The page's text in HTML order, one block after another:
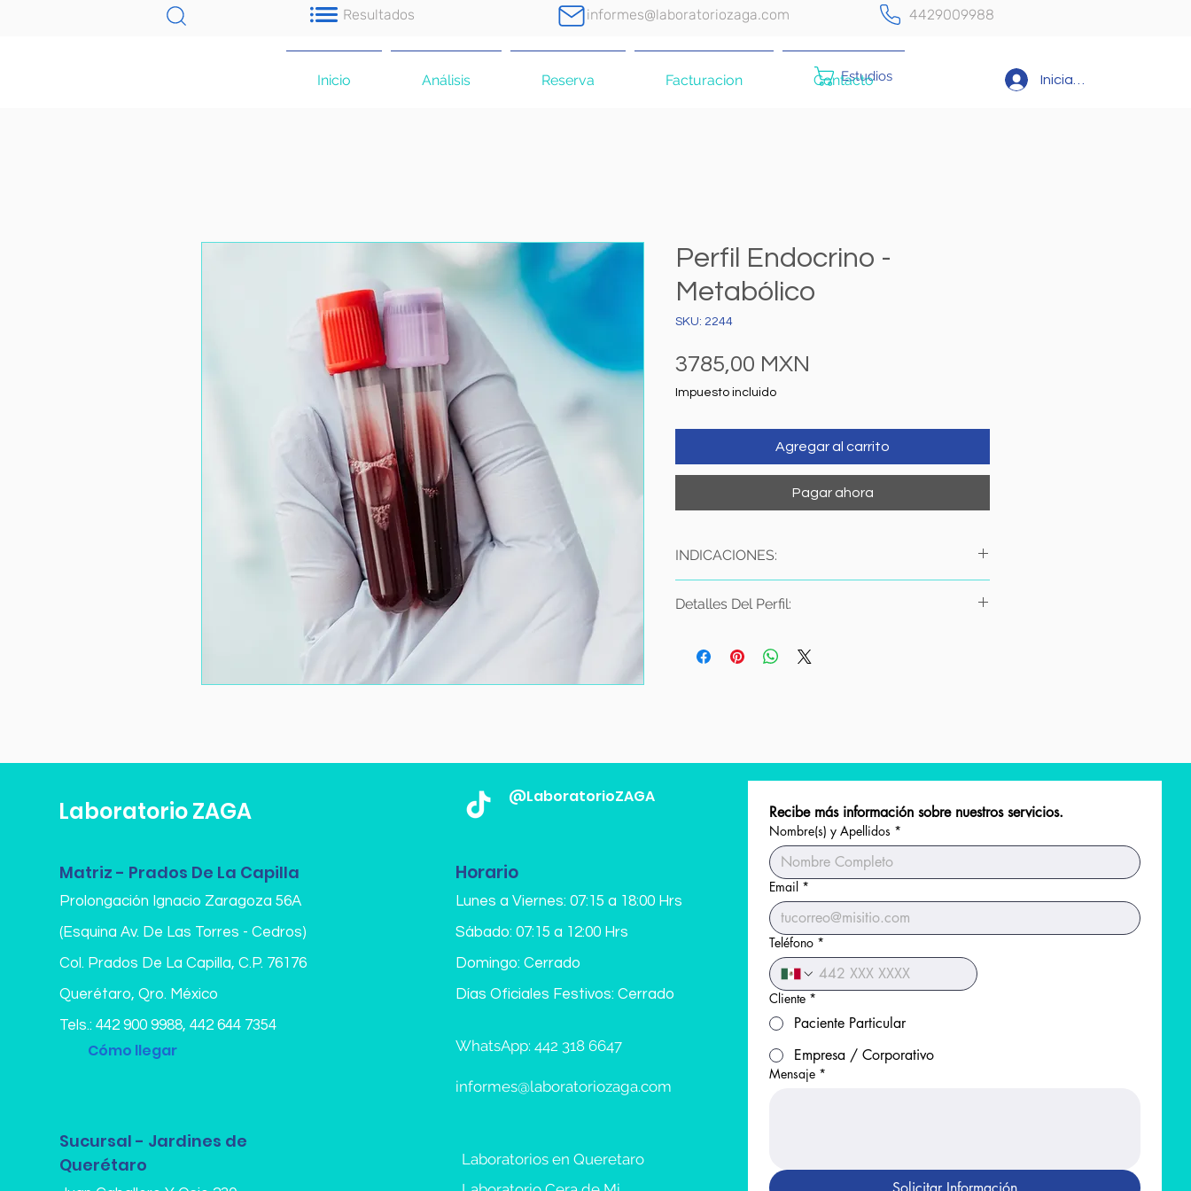
Resultados informes@laboratoriozaga.com 4429009988
Estudios Iniciar sesión
Inicio Análisis Reserva Facturacion Contacto
Perfil Endocrino -
Metabólico
SKU: 2244
3785,00 MXN
Impuesto incluido
Agregar al carrito
Pagar ahora
INDICACIONES:
Se recomienda la toma de muestra antes de las
horas previas a la toma de muestra (gym, correr,
Detalles Del Perfil:
- FT4 Tiroxina Libre
- FT3 Triyodotironina Libre
- Yodo Proteíco (IP)
° Perfil de Lípidos
- Colesterol Total
- Triglicéridos
- Colesterol de Alta Densidad (HDL)
- Colesterol de Baja Densidad (LDL)
- Lípidos Totales
- Índice Aterogénico
° Resistencia a la Insulina
- Glucosa Sérica Basal
Laboratorio ZAGA
Matriz - Prados De La Capilla
Prolongación Ignacio Zaragoza 56A
(Esquina Av. De Las Torres - Cedros)
Col. Prados De La Capilla, C.P. 76176
Querétaro, Qro. México
Tels.: 442 900 9988, 442 644 7354
Cómo llegar
Sucursal - Jardines de
Querétaro
Horario
Lunes a Viernes: 07:15 a 18:00 Hrs
Sábado: 07:15 a 12:00 Hrs
Domingo: Cerrado
Días Oficiales Festivos: Cerrado
WhatsApp: 442 318 6647
informes@laboratoriozaga.com
Laboratorios en Queretaro
Recibe más información sobre nuestros servicios.
Nombre(s) y Apellidos *
Email *
Teléfono *
Cliente *
Paciente Particular
Empresa / Corporativo
Mensaje *
@LaboratorioZAGA